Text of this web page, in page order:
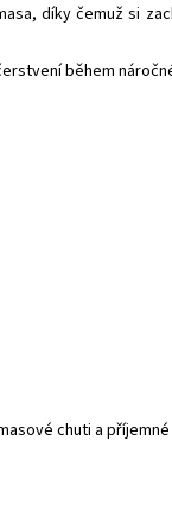
díky čemuž si
během
chuti a